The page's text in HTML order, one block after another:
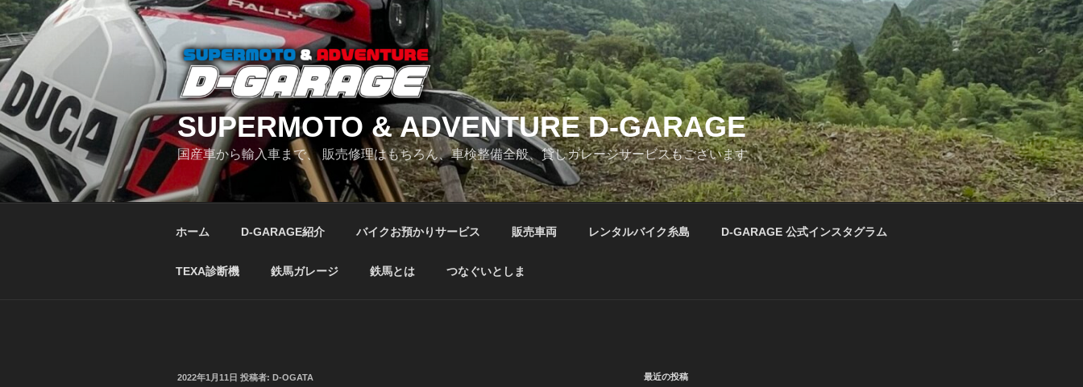
コ
ン
テ
ン
ツ
へ
ス
キ
ッ
SUPERMOTO & ADVENTURE D-GARAGE
国産車から輸入車まで、 販売修理はもちろん、車検整備全般、貸しガレージサービスもございます
ホーム D-GARAGE紹介 バイクお預かりサービス 販売車両 レンタルバイク糸島 D-GARAGE 公式インスタグラム
TEXA診断機 鉄馬ガレージ 鉄馬とは つなぐいとしま
投
2022年1月11日 投稿者: D-OGATA 最近の投稿